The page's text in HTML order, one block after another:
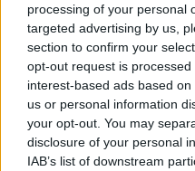
processing of your personal
targeted advertising by us,
section to confirm your
opt-out request is
interest-based ads based
us or personal information
your opt-out. You may
disclosure of your personal
IAB’s list of downstream
Σύμφωνα με
ενώ βρίσκονταν
κινούνταν,ο οδηγός
δεν πήγαινε καλά με
αντιμετώπιζε
όχημα.